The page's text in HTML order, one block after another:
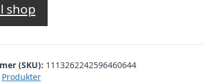
shop
(SKU): 1113262242596460644
Produkter